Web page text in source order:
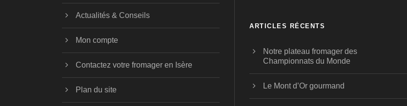
Actualités & Conseils
Mon compte
Contactez votre fromager en Isère
Plan du site
ARTICLES RÉCENTS
Notre plateau fromager des
Championnats du Monde
Le Mont d’Or gourmand